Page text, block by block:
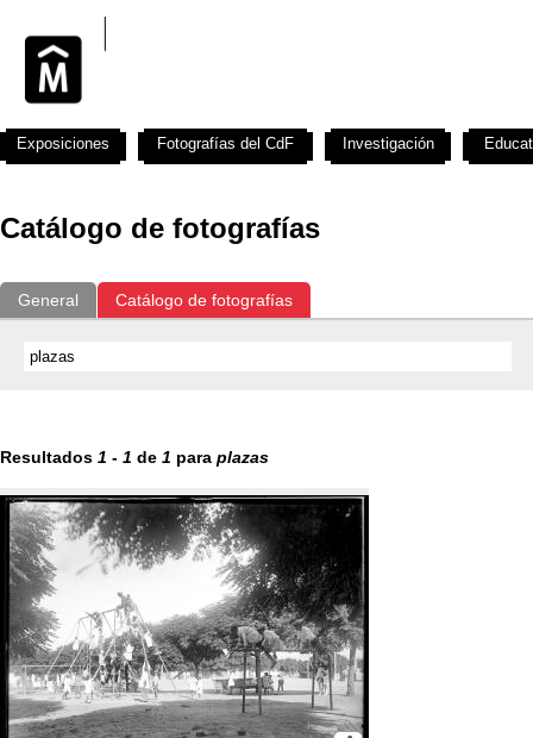
Catálogo de fotografías
General Catálogo de fotografías
Resultados 1 - 1 de 1 para plazas
Exposiciones Fotografías del CdF Investigación